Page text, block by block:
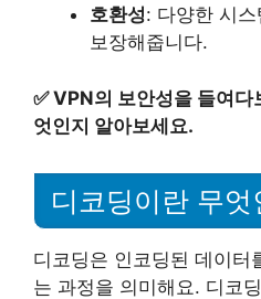
호환성: 다양한 시
보장해줍니다.
✅VPN의 보안성을 들여다
엇인지 알아보세요.
디코딩이란 무엇
디코딩은 인코딩된 데이터
는 과정을 의미해요. 디코